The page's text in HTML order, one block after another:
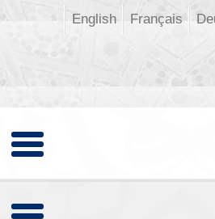
Français
English